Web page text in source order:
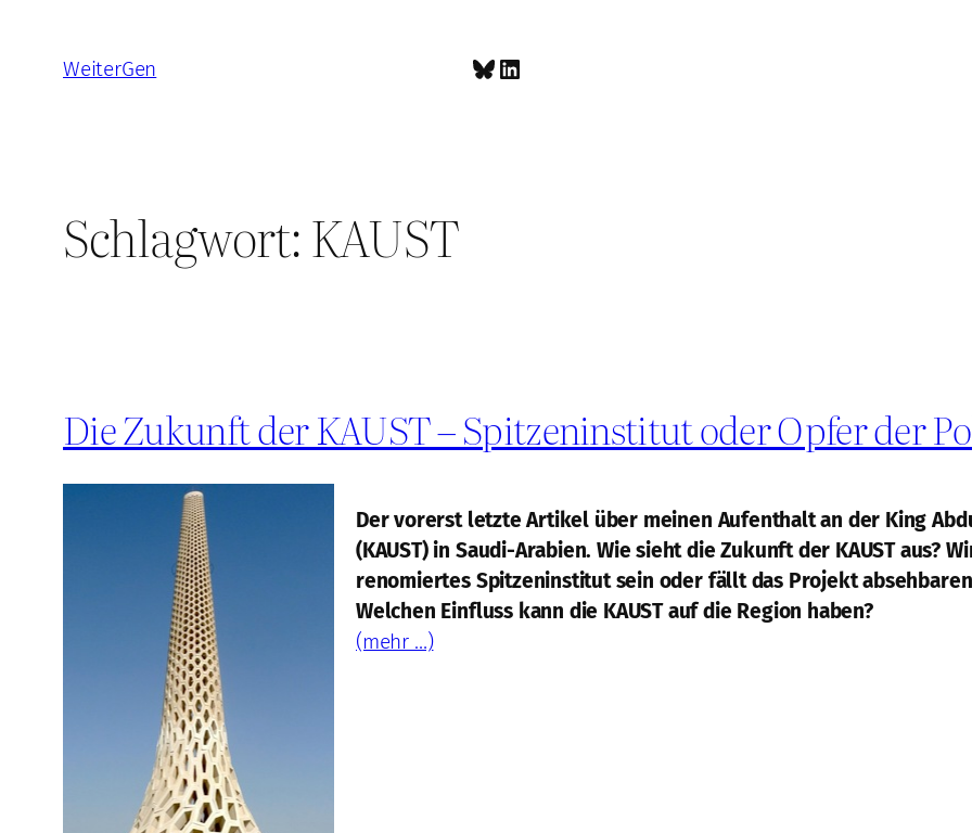
springen
WeiterGen Bluesky
LinkedIn
Schlagwort:KAUST
Die Zukunft der KAUST – Spitzeninstitut oder Opfer der
Der vorerst letzte Artikel über meinen Aufenthalt an der King
(KAUST) in Saudi-Arabien. Wie sieht die Zukunft der KAUST aus?
renomiertes Spitzeninstitut sein oder fällt das Projekt
Welchen Einfluss kann die KAUST auf die Region haben?
(mehr …)